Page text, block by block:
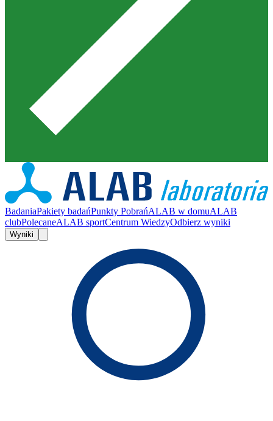
BadaniaPakiety badańPunkty PobrańALAB w domuALAB
clubPolecaneALAB sportCentrum WiedzyOdbierz wyniki
Wyniki